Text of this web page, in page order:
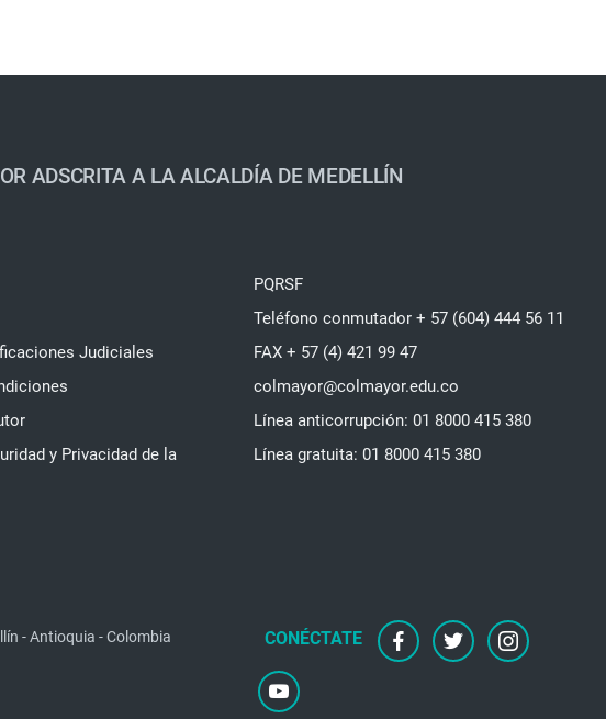
ADSCRITA A LA ALCALDÍA DE MEDELLÍN
Judiciales
y Privacidad de la
PQRSF
Teléfono conmutador + 57 (604) 444 56 11
FAX + 57 (4) 421 99 47
colmayor@colmayor.edu.co
Línea anticorrupción: 01 8000 415 380
Línea gratuita: 01 8000 415 380
- Antioquia - Colombia facebooktwitter instagram
youtube